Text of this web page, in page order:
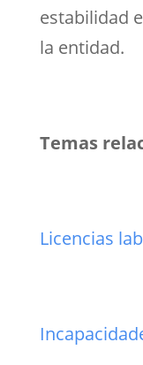
estabilidad
la entidad.
Temas
Licencias